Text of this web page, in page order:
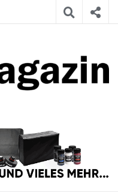
– Tesla, E-
Mobilität,